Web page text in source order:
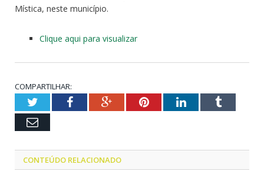
Mística, neste município.
Clique aqui para visualizar
COMPARTILHAR:
TwitterFacebookGoogle+PinterestLinkedInTumblr
Email
CONTEÚDO RELACIONADO